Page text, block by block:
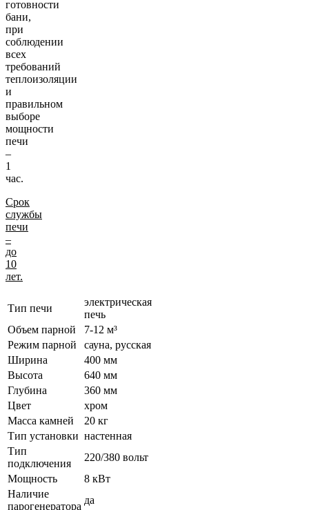
готовности
бани,
при
соблюдении
всех
требований
теплоизоляции
и
правильном
выборе
мощности
печи
–
1
час.
Срок
службы
печи
–
до
10
лет.
Тип печи
электрическая
печь
Объем парной
7-12 м³
Режим парной
сауна, русская
Ширина
400 мм
Высота
640 мм
Глубина
360 мм
Цвет
хром
Масса камней
20 кг
Тип установки настенная
Тип
подключения
220/380 вольт
Мощность
8 кВт
Наличие
парогенератора
да